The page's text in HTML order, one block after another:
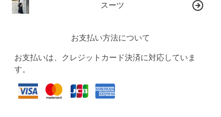
スーツ
お支払い方法について
お支払いは、クレジットカード決済に対応していま
す。